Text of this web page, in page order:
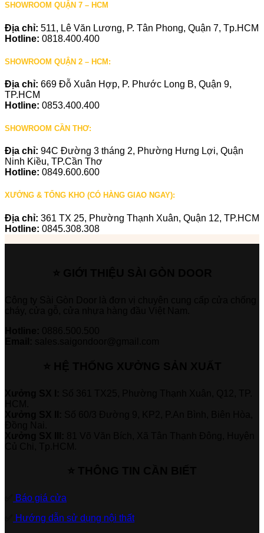
SHOWROOM QUẬN 7 – HCM
Địa chỉ: 511, Lê Văn Lương, P. Tân Phong, Quận 7, Tp.HCM
Hotline: 0818.400.400
SHOWROOM QUẬN 2 – HCM:
Địa chỉ: 669 Đỗ Xuân Hợp, P. Phước Long B, Quận 9,
TP.HCM
Hotline: 0853.400.400
SHOWROOM CẦN THƠ:
Địa chỉ: 94C Đường 3 tháng 2, Phường Hưng Lợi, Quận
Ninh Kiều, TP.Cần Thơ
Hotline: 0849.600.600
XƯỞNG & TỔNG KHO (CÓ HÀNG GIAO NGAY):
Địa chỉ: 361 TX 25, Phường Thạnh Xuân, Quận 12, TP.HCM
Hotline: 0845.308.308
Báo giá cửa
Hướng dẫn sử dụng nội thất